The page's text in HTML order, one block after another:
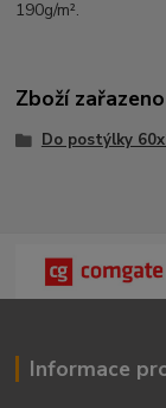
190g/m².
Zboží
Do postýlky
Informace